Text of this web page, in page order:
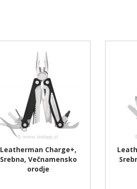
Leatherman Charge+,
Srebna, Večnamensko
orodje